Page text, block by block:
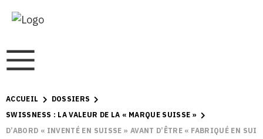
ACCUEIL
DOSSIERS
SWISSNESS : LA VALEUR DE LA « MARQUE SUISSE »
D’ABORD « INVENTÉ EN SUISSE » AVANT D’ÊTRE « FABRIQUÉ EN